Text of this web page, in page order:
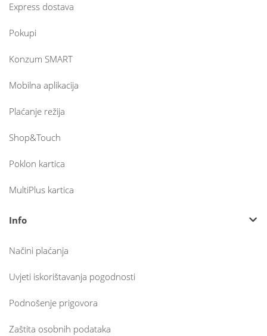
Express dostava
Pokupi
Konzum SMART
Mobilna aplikacija
Plaćanje režija
Shop&Touch
Poklon kartica
MultiPlus kartica
Info
Načini plaćanja
Uvjeti iskorištavanja pogodnosti
Podnošenje prigovora
Zaštita osobnih podataka